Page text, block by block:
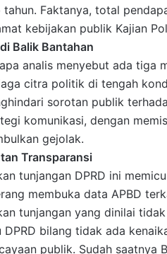
tahun. Faktanya, total
kebijakan publik Kajian
Balik Bantahan
analis menyebut ada tiga
citra politik di tengah
sorotan publik
komunikasi, dengan
gejolak.
Transparansi
tunjangan DPRD ini
membuka data APBD
tunjangan yang dinilai
DPRD bilang tidak ada
publik. Sudah saatnya